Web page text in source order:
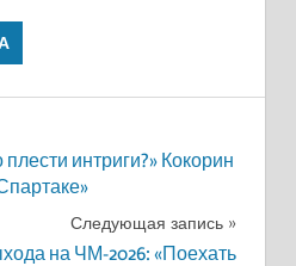
интриги?» Кокорин
Следующая запись
на ЧМ-2026: «Поехать